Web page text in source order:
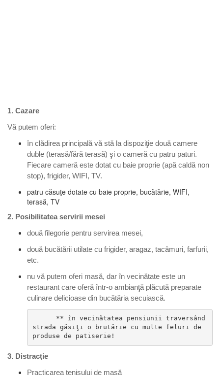
1. Cazare
Vă putem oferi:
în clădirea principală vă stă la dispoziţie două camere
duble (terasă/fără terasă) şi o cameră cu patru paturi.
Fiecare cameră este dotat cu baie proprie (apă caldă non
stop), frigider, WIFI, TV.
patru căsuţe dotate cu baie proprie, bucătărie, WIFI,
terasă, TV
2. Posibilitatea servirii mesei
două filegorie pentru servirea mesei,
două bucătării utilate cu frigider, aragaz, tacâmuri, farfurii,
etc.
nu vă putem oferi masă, dar în vecinătate este un
restaurant care oferă într-o ambianţă plăcută preparate
culinare delicioase din bucătăria secuiască.
strada găsiţi o brutărie cu multe feluri de
produse de patiserie!
3. Distracţie
Practicarea tenisului de masă